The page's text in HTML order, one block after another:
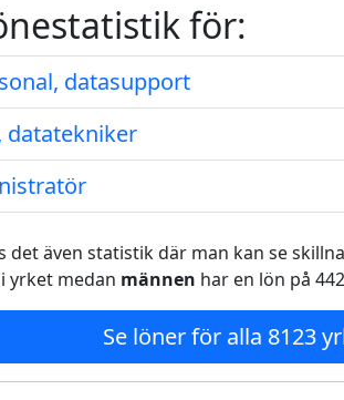
för:
datasupport
datatekniker
det även statistik där man kan se
yrket medan männen har en lön på
Se löner för alla 8123